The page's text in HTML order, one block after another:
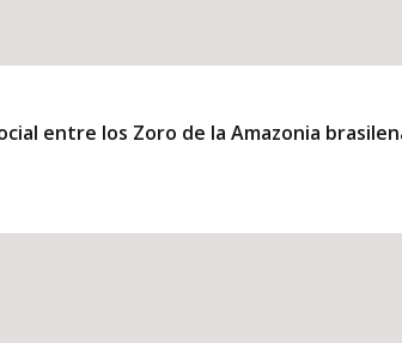
entre los Zoro de la Amazonia